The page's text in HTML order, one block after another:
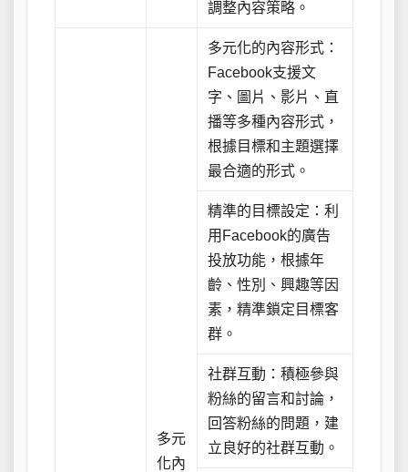
調整內容策略。
多元
化內
多元化的內容形式：
Facebook支援文
字、圖片、影片、直
播等多種內容形式，
根據目標和主題選擇
最合適的形式。
精準的目標設定：利
用Facebook的廣告
投放功能，根據年
齡、性別、興趣等因
素，精準鎖定目標客
群。
社群互動：積極參與
粉絲的留言和討論，
回答粉絲的問題，建
立良好的社群互動。